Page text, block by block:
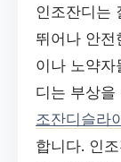
인조잔디는
뛰어나 안전
이나 노약
디는 부상을
조잔디슬라
합니다. 인